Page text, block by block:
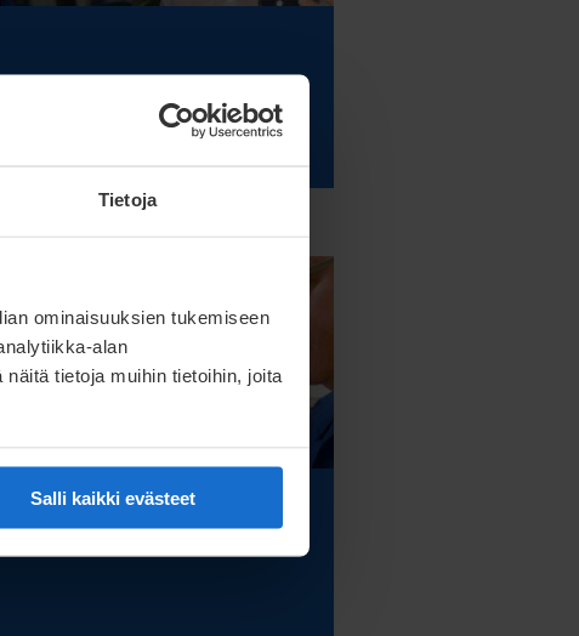
Tietoja
ominaisuuksien tukemiseen
alan
tietoja muihin tietoihin, joita
Salli kaikki evästeet